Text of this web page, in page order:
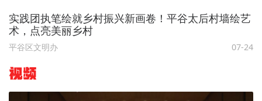
实践团执笔绘就乡村振兴新画卷！平谷太后村墙绘艺
术，点亮美丽乡村
平谷区文明办 07-24
视频